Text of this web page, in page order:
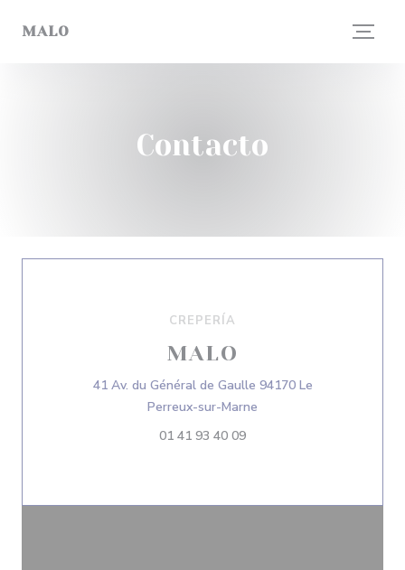
MALO
Contacto
CREPERÍA
MALO
41 Av. du Général de Gaulle 94170 Le
Perreux-sur-Marne
01 41 93 40 09